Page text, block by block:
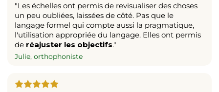
"Les échelles ont permis de revisualiser des choses
un peu oubliées, laissées de côté. Pas que le
langage formel qui compte aussi la pragmatique,
l'utilisation appropriée du langage. Elles ont permis
de réajuster les objectifs."
Julie, orthophoniste